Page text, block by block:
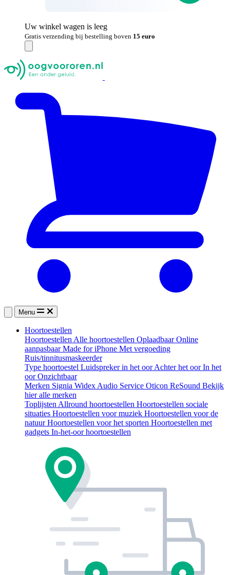
Uw winkel wagen is leeg
Gratis verzending bij bestelling boven 15 euro
Menu
Hoortoestellen
HoortoestellenAlle hoortoestellen OplaadbaarOnline
aanpasbaarMade for iPhone Met vergoeding
Ruis/tinnitusmaskeerder
Type hoortoestel Luidspreker in het oorAchter het oorIn het
oorOnzichtbaar
Merken Signia WidexAudio Service Oticon ReSound Bekijk
hier alle merken
ToplijstenAllround hoortoestellen Hoortoestellen sociale
situaties Hoortoestellen voor muziek Hoortoestellen voor de
natuurHoortoestellen voor het sporten Hoortoestellen met
gadgets In-het-oor hoortoestellen